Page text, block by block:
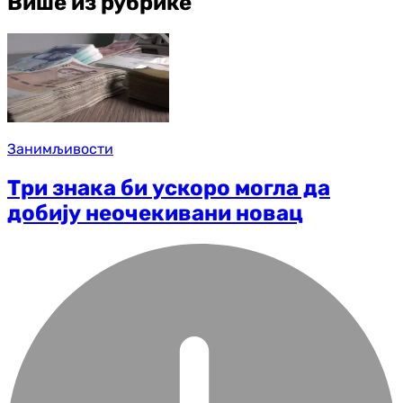
Занимљивости
Три знака би ускоро могла да
добију неочекивани новац